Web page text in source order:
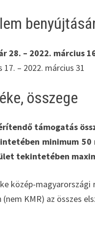
28. – 2022. március
– 2022. március 31
összege
támogatás
minimum
tekintetében
közép-magyarországi
KMR) az összes